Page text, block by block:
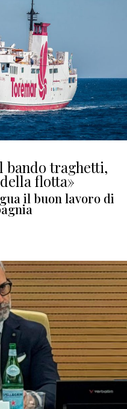
bando traghetti,
flotta»
il buon lavoro di